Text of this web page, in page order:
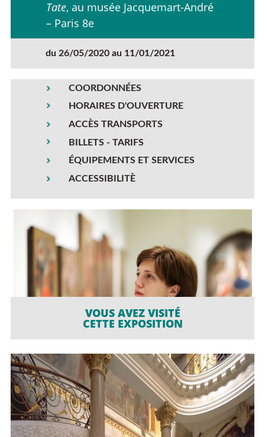
Tate, au musée Jacquemart-André
– Paris 8e
du 26/05/2020 au 11/01/2021
COORDONNÉES
HORAIRES D'OUVERTURE
ACCÈS TRANSPORTS
BILLETS - TARIFS
ÉQUIPEMENTS ET SERVICES
ACCESSIBILITÈ
VOUS AVEZ VISITÉ
CETTE EXPOSITION